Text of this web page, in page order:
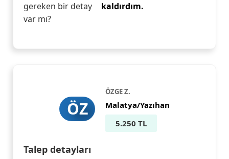
gereken bir detay
var mı?
kaldırdım.
ÖZ
ÖZGE Z.
Malatya/Yazıhan
5.250 TL
Talep detayları